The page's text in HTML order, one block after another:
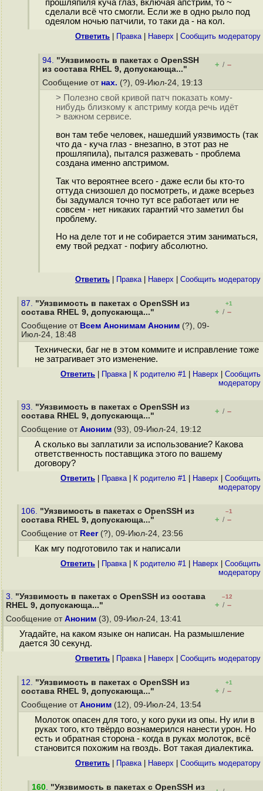
прошляпиля куча глаз, включая апстрим, то ~
сделали всё что смогли. Если же в одно рыло под
одеялом ночью патчили, то таки да - на кол.
Ответить Правка| Наверх Cообщить модератору
94. "Уязвимость в пакетах с OpenSSH
из состава RHEL 9, допускающа..."
+ / –
Сообщение от нах. (?), 09-Июл-24, 19:13
> Полезно свой кривой патч показать кому-
нибудь близкому к апстриму когда речь идёт
> важном сервисе.
вон там тебе человек, нашедший уязвимость (так
что да - куча глаз - внезапно, в этот раз не
прошляпила), пытался разжевать - проблема
создана именно апстримом.
Так что вероятнее всего - даже если бы кто-то
оттуда снизошел до посмотреть, и даже всерьез
бы задумался точно тут все работает или не
совсем - нет никаких гарантий что заметил бы
проблему.
Но на деле тот и не собирается этим заниматься,
ему твой редхат - пофигу абсолютно.
Ответить Правка| Наверх Cообщить модератору
87. "Уязвимость в пакетах с OpenSSH из
состава RHEL 9, допускающа..."
+1
+ / –
Сообщение от Всем Анонимам Аноним (?), 09-
Июл-24, 18:48
Технически, баг не в этом коммите и исправление тоже
не затрагивает это изменение.
Ответить Правка| К родителю #1 Наверх
Cообщить
модератору
93. "Уязвимость в пакетах с OpenSSH из
состава RHEL 9, допускающа..."
+ / –
Сообщение от Аноним (93), 09-Июл-24, 19:12
А сколько вы заплатили за использование? Какова
ответственность поставщика этого по вашему
договору?
Ответить Правка| К родителю #1 Наверх
Cообщить
модератору
106. "Уязвимость в пакетах с OpenSSH из
состава RHEL 9, допускающа..."
–1
+ / –
Сообщение от Reer(?), 09-Июл-24, 23:56
Как мгу подготовило так и написали
Ответить Правка| К родителю #1 Наверх
Cообщить
модератору
3. "Уязвимость в пакетах с OpenSSH из состава
RHEL 9, допускающа..."
–12
+ / –
Сообщение от Аноним (3), 09-Июл-24, 13:41
Угадайте, на каком языке он написан. На размышление
дается 30 секунд.
Ответить Правка| Наверх Cообщить модератору
12. "Уязвимость в пакетах с OpenSSH из
состава RHEL 9, допускающа..."
+1
+ / –
Сообщение от Аноним (12), 09-Июл-24, 13:54
Молоток опасен для того, у кого руки из опы. Ну или в
руках того, кто твёрдо вознамерился нанести урон. Но
есть и обратная сторона - когда в руках молоток, всё
становится похожим на гвоздь. Вот такая диалектика.
Ответить Правка| Наверх Cообщить модератору
160. "Уязвимость в пакетах с OpenSSH из